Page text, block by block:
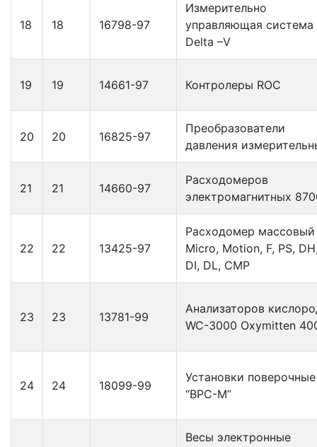
18 18 16798-97
Измерительно
управляющая система
Delta –V
19 19 14661-97 Контролеры ROC
20 20 16825-97
Преобразователи
давления
21 21 14660-97
Расходомеров
электромагнитных
22 22 13425-97
Расходомер массовый
Micro, Motion, F, PS,
DI, DL, CMP
23 23 13781-99
Анализаторов
WC-3000 Oxymitten
24 24 18099-99
Установки поверочные
“ВРС-М”
Весы электронные